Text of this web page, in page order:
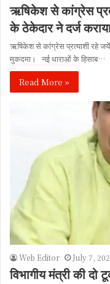
ऋषिकेश से कांग्रेस
के ठेकेदार ने दर्ज
ऋषिकेश से कांग्रेस प्रत्याशी रहे
मुकदमा। नई धाराओं के हिसाब…
Read More »
Web Editor July 7,
विभागीय मंत्री की